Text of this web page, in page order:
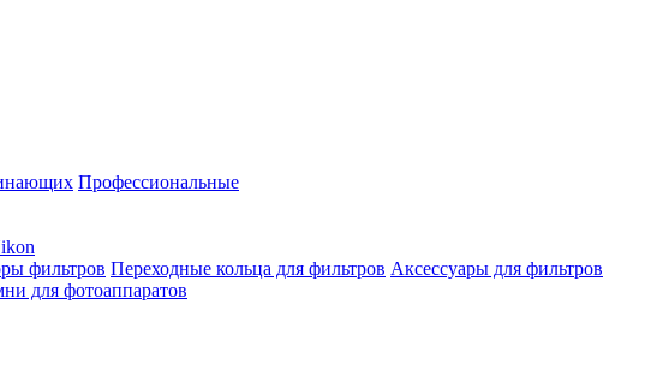
Профессиональные
фильтров Переходные кольца для фильтров Аксессуары для фильтров
для фотоаппаратов